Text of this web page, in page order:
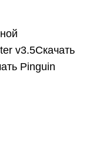
v3.5Скачать
Pinguin